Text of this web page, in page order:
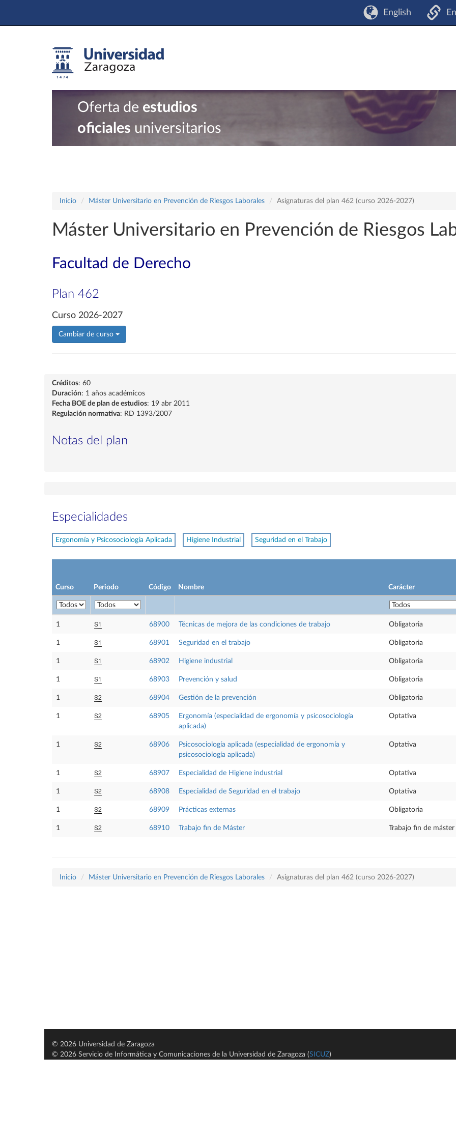
English
Oferta de estudios
oficiales universitarios
Inicio Máster Universitario en Prevención de Riesgos Laborales Asignaturas del plan 462 (curso 2026-2027)
Máster Universitario en Prevención de Riesgos
Facultad de Derecho
Plan 462
Curso 2026-2027
Cambiar de curso
Créditos: 60
Duración: 1 años académicos
Fecha BOE de plan de estudios: 19 abr 2011
Regulación normativa: RD 1393/2007
Notas del plan
Especialidades
Ergonomía y Psicosociología Aplicada Higiene Industrial Seguridad en el Trabajo
Curso Periodo Código Nombre Carácter
1 S1 68900 Técnicas de mejora de las condiciones de trabajo Obligatoria
1 S1 68901 Seguridad en el trabajo Obligatoria
1 S1 68902 Higiene industrial Obligatoria
1 S1 68903 Prevención y salud Obligatoria
1 S2 68904 Gestión de la prevención Obligatoria
1 S2 68905
Ergonomía (especialidad de ergonomía y psicosociología
aplicada)
Optativa
1 S2 68906
Psicosociología aplicada (especialidad de ergonomía y
psicosociología aplicada)
Optativa
1 S2 68907 Especialidad de Higiene industrial Optativa
1 S2 68908 Especialidad de Seguridad en el trabajo Optativa
1 S2 68909 Prácticas externas Obligatoria
1 S2 68910 Trabajo fin de Máster Trabajo fin de máster
Inicio Máster Universitario en Prevención de Riesgos Laborales Asignaturas del plan 462 (curso 2026-2027)
© 2026 Universidad de Zaragoza
© 2026 Servicio de Informática y Comunicaciones de la Universidad de Zaragoza (SICUZ)